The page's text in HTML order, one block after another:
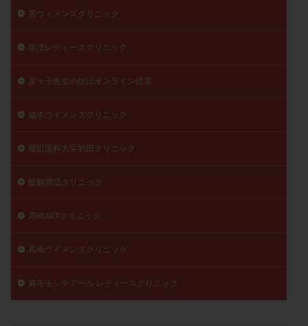
英ウィメンズクリニック
草津レディースクリニック
菜々子先生の妊活オンライン授業
蔵本ウイメンズクリニック
藤田医科大学羽田クリニック
醍醐渡辺クリニック
高崎ARTクリニック
高橋ウイメンズクリニック
麻布モンテアール レディースクリニック